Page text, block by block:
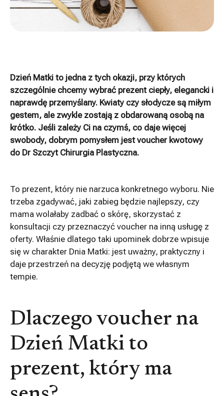
Dzień Matki to jedna z tych okazji, przy których
szczególnie chcemy wybrać prezent ciepły, elegancki i
naprawdę przemyślany. Kwiaty czy słodycze są miłym
gestem, ale zwykle zostają z obdarowaną osobą na
krótko. Jeśli zależy Ci na czymś, co daje więcej
swobody, dobrym pomysłem jest voucher kwotowy
do Dr Szczyt Chirurgia Plastyczna.
To prezent, który nie narzuca konkretnego wyboru. Nie
trzeba zgadywać, jaki zabieg będzie najlepszy, czy
mama wolałaby zadbać o skórę, skorzystać z
konsultacji czy przeznaczyć voucher na inną usługę z
oferty. Właśnie dlatego taki upominek dobrze wpisuje
się w charakter Dnia Matki: jest uważny, praktyczny i
daje przestrzeń na decyzję podjętą we własnym
tempie.
Dlaczego voucher na
Dzień Matki to
prezent, który ma